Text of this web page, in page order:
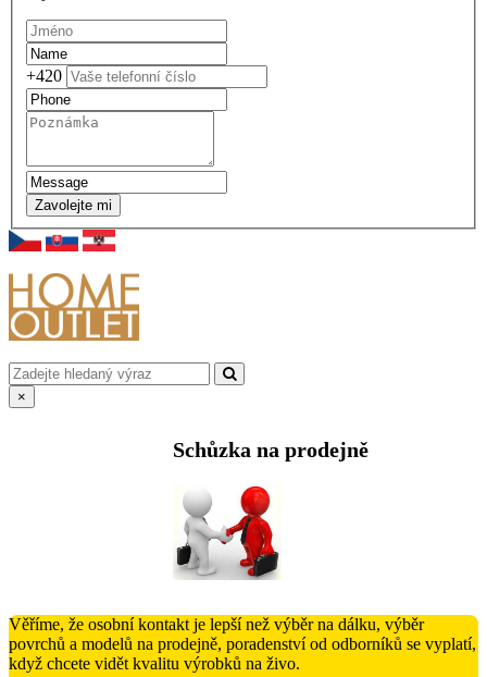
+420
Zavolejte mi
×
Schůzka na prodejně
Věříme, že osobní kontakt je lepší než výběr na dálku, výběr
povrchů a modelů na prodejně, poradenství od odborníků se vyplatí,
když chcete vidět kvalitu výrobků na živo.